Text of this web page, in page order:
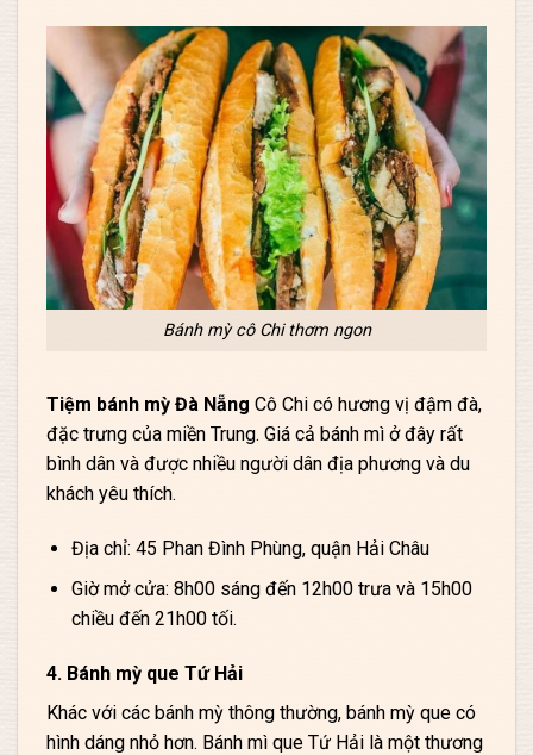
Bánh mỳ cô Chi thơm ngon
Tiệm bánh mỳ Đà Nẵng Cô Chi có hương vị đậm đà,
đặc trưng của miền Trung. Giá cả bánh mì ở đây rất
bình dân và được nhiều người dân địa phương và du
khách yêu thích.
Địa chỉ: 45 Phan Đình Phùng, quận Hải Châu
Giờ mở cửa: 8h00 sáng đến 12h00 trưa và 15h00
chiều đến 21h00 tối.
4. Bánh mỳ que Tứ Hải
Khác với các bánh mỳ thông thường, bánh mỳ que có
hình dáng nhỏ hơn. Bánh mì que Tứ Hải là một thương